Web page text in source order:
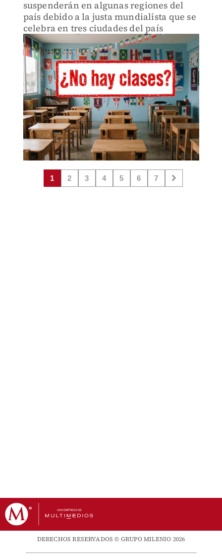
suspenderán en algunas regiones del
país debido a la justa mundialista que se
celebra en tres ciudades del país
1 2 3 4 5 6 7
DERECHOS RESERVADOS © GRUPO MILENIO 2026